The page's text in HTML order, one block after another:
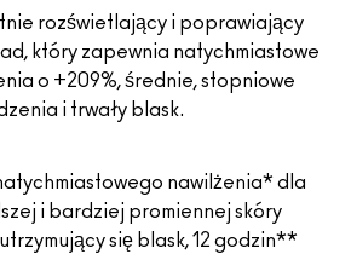
rozświetlający i poprawiający
który zapewnia natychmiastowe
o +209%, średnie, stopniowe
i trwały blask.
nawilżenia* dla
i bardziej promiennej skóry
utrzymujący się blask, 12 godzin**